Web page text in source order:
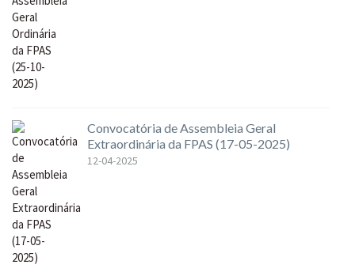
Convocatória de Assembleia Geral
Extraordinária da FPAS (17-05-2025)
12-04-2025